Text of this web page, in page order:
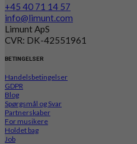
+45 40 71 14 57
info@limunt.com
Limunt ApS
CVR: DK-42551961
BETINGELSER
Handelsbetingelser
GDPR
Blog
Spørgsmål og Svar
Partnerskaber
For musikere
Holdet bag
Job